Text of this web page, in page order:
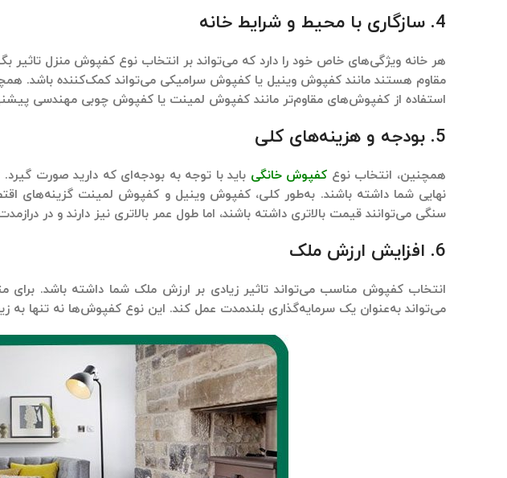
4. سازگاری با محیط و شرایط خانه
هر خانه ویژگی‌های خاص خود را دارد که می‌تواند بر انتخاب نوعکفپوش منزل تاثیر
مقاوم هستند مانندکفپوش وینیل یاکفپوش سرامیکی می‌تواند کمک‌کننده باشد.
استفاده از کفپوش‌های مقاوم‌تر مانند کفپوش لمینت یا کفپوش چوبی مهندسی
5. بودجه و هزینه‌های کلی
همچنین، انتخاب نوع کفپوش خانگی باید با توجه به بودجه‌ای که دارید صورت
نهایی شما داشته باشند. به‌طور کلی،کفپوش وینیل و کفپوش لمینت گزینه‌های
سنگی می‌توانند قیمت بالاتری داشته باشند، اما طول عمر بالاتری نیز دارند و در
6. افزایش ارزش ملک
انتخابکفپوش مناسب می‌تواند تاثیر زیادی بر ارزش ملک شما داشته باشد.
می‌تواند به‌عنوان یک سرمایه‌گذاری بلندمدت عمل کند. این نوع کفپوش‌ها نه تنها به